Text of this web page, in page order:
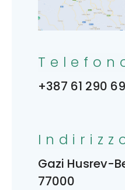
+387 61 290
Gazi Husrev-
77000